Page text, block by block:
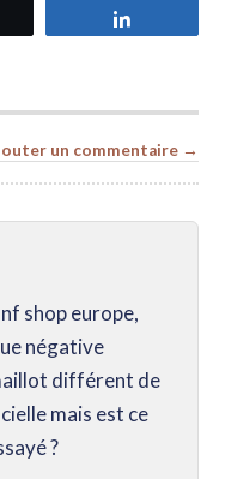
un commentaire →
shop europe,
négative
différent de
mais est ce
?